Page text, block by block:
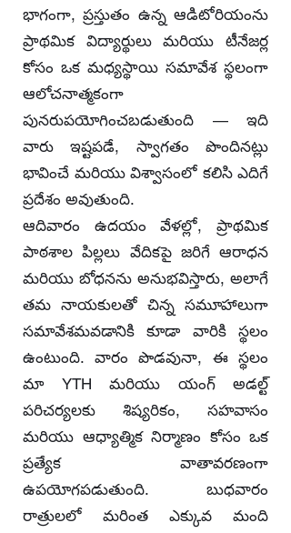
భాగంగా, ప్రస్తుతం ఉన్న ఆడిటోరియంను
ప్రాథమిక విద్యార్థులు మరియు టీనేజర్ల
కోసం ఒక మధ్యస్థాయి సమావేశ స్థలంగా
ఆలోచనాత్మకంగా
పునరుపయోగించబడుతుంది — ఇది
వారు ఇష్టపడే, స్వాగతం పొందినట్లు
భావించే మరియు విశ్వాసంలో కలిసి ఎదిగే
ప్రదేశం అవుతుంది.
ఆదివారం ఉదయం వేళల్లో, ప్రాథమిక
పాఠశాల పిల్లలు వేదికపై జరిగే ఆరాధన
మరియు బోధనను అనుభవిస్తారు, అలాగే
తమ నాయకులతో చిన్న సమూహాలుగా
సమావేశమవడానికి కూడా వారికి స్థలం
ఉంటుంది. వారం పొడవునా, ఈ స్థలం
మా YTH మరియు యంగ్ అడల్ట్
పరిచర్యలకు శిష్యరికం, సహవాసం
మరియు ఆధ్యాత్మిక నిర్మాణం కోసం ఒక
ప్రత్యేక వాతావరణంగా
ఉపయోగపడుతుంది. బుధవారం
రాత్రులలో మరింత ఎక్కువ మంది